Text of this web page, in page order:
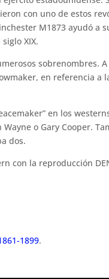
con uno de estos
M1873 ayudó a
XIX.
sobrenombres.
en referencia a
en los
o Gary Cooper.
dos.
con la reproducción
1899.